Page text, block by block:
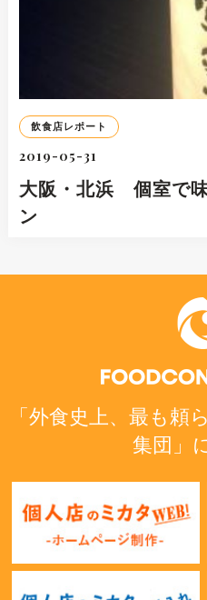
飲食店レポート
2019-05-31
大阪・北浜 個室で
ン
「外食史上、最も頼
集団」